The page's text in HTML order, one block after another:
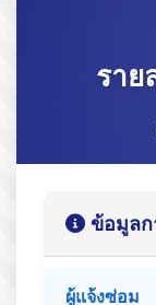
ราย
ข้อมูลก
ผู้แจ้งซ่อม